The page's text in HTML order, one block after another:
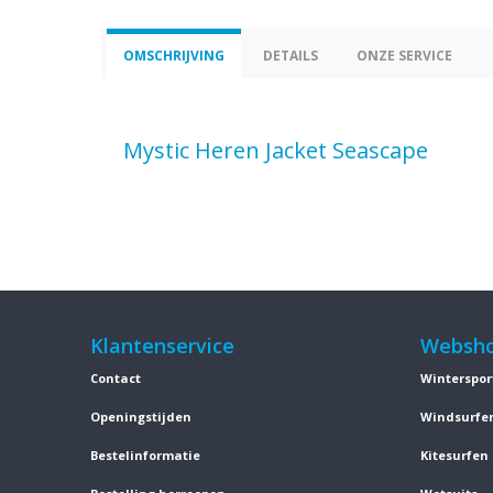
OMSCHRIJVING DETAILS ONZE SERVICE
Mystic Heren Jacket Seascape
Klantenservice
Contact
Openingstijden
Bestelinformatie Kitesurfen